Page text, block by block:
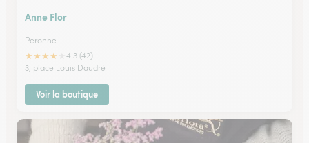
Anne Flor
Peronne
★★★★
4.3 (42)
3, place Louis Daudré
Voir la boutique